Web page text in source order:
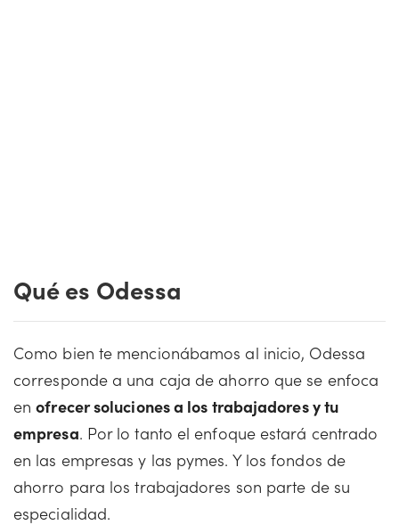
Qué es Odessa
Como bien te mencionábamos al inicio, Odessa
corresponde a una caja de ahorro que se enfoca
enofrecer soluciones a los trabajadores y tu
empresa. Por lo tanto el enfoque estará centrado
en las empresas y las pymes. Y los fondos de
ahorro para los trabajadores son parte de su
especialidad.